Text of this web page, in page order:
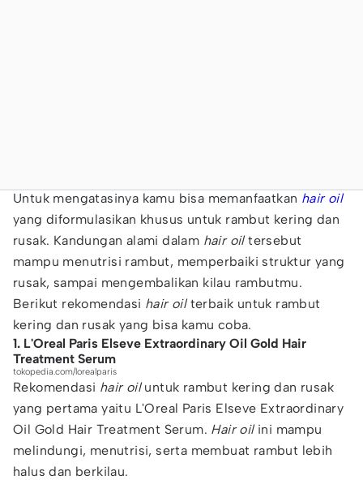
Untuk mengatasinya kamu bisa memanfaatkan hair oil
yang diformulasikan khusus untuk rambut kering dan
rusak. Kandungan alami dalam hair oiltersebut
mampu menutrisi rambut, memperbaiki struktur yang
rusak, sampai mengembalikan kilau rambutmu.
Berikut rekomendasi hair oilterbaik untuk rambut
kering dan rusak yang bisa kamu coba.
1. L'Oreal Paris Elseve Extraordinary Oil Gold Hair
Treatment Serum
tokopedia.com/lorealparis
Rekomendasi hair oiluntuk rambut kering dan rusak
yang pertama yaitu L'Oreal Paris Elseve Extraordinary
Oil Gold Hair Treatment Serum. Hair oilini mampu
melindungi, menutrisi, serta membuat rambut lebih
halus dan berkilau.